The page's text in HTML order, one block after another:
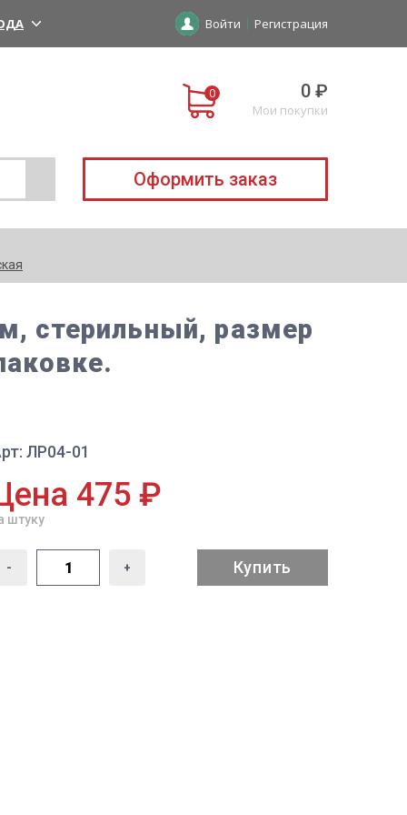
Войти Регистрация
0 ₽
Мои покупки
Оформить заказ
стерильный, размер
ЛР04-01
475 ₽
штуку
- + Купить